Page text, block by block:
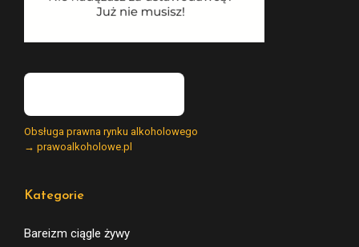
Obsługa prawna rynku alkoholowego
→ prawoalkoholowe.pl
Kategorie
Bareizm ciągle żywy